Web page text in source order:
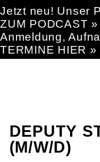
Jetzt neu! Unser
ZUM PODCAST »
Anmeldung,
TERMINE HIER »
DEPUTY
(M/W/D)